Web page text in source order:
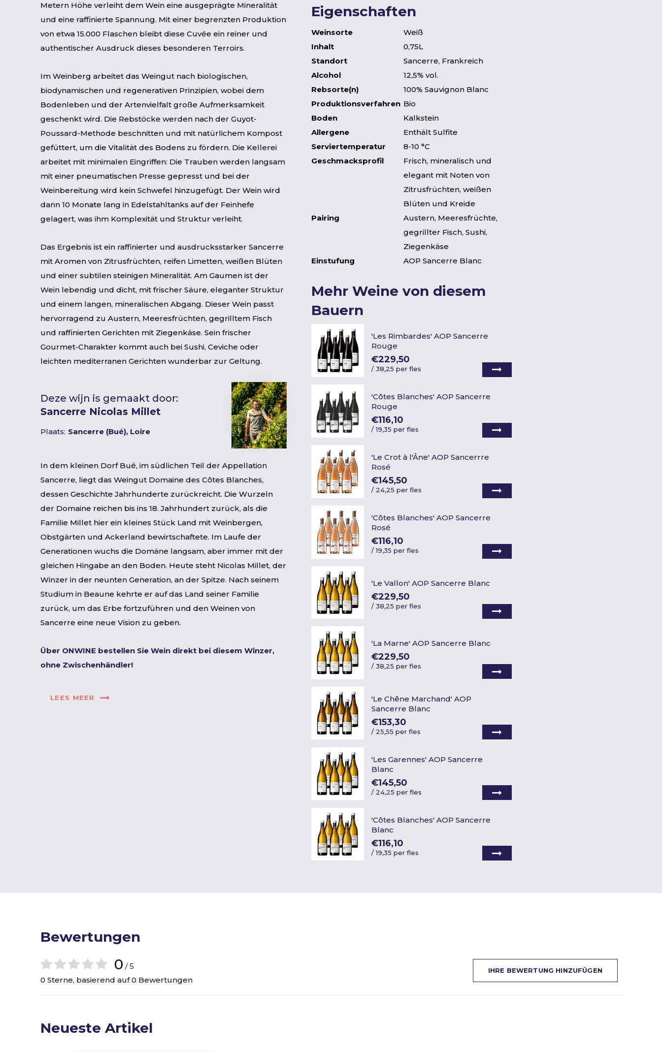
Metern Höhe verleiht dem Wein eine ausgeprägte Mineralität
und eine raffinierte Spannung. Mit einer begrenzten Produktion
von etwa 15.000 Flaschen bleibt diese Cuvée ein reiner und
authentischer Ausdruck dieses besonderen Terroirs.
Im Weinberg arbeitet das Weingut nach biologischen,
biodynamischen und regenerativen Prinzipien, wobei dem
Bodenleben und der Artenvielfalt große Aufmerksamkeit
geschenkt wird. Die Rebstöcke werden nach der Guyot-
Poussard-Methode beschnitten und mit natürlichem Kompost
gefüttert, um die Vitalität des Bodens zu fördern. Die Kellerei
arbeitet mit minimalen Eingriffen: Die Trauben werden langsam
mit einer pneumatischen Presse gepresst und bei der
Weinbereitung wird kein Schwefel hinzugefügt. Der Wein wird
dann 10 Monate lang in Edelstahltanks auf der Feinhefe
gelagert, was ihm Komplexität und Struktur verleiht.
Das Ergebnis ist ein raffinierter und ausdrucksstarker Sancerre
mit Aromen von Zitrusfrüchten, reifen Limetten, weißen Blüten
und einer subtilen steinigen Mineralität. Am Gaumen ist der
Wein lebendig und dicht, mit frischer Säure, eleganter Struktur
und einem langen, mineralischen Abgang. Dieser Wein passt
hervorragend zu Austern, Meeresfrüchten, gegrilltem Fisch
und raffinierten Gerichten mit Ziegenkäse. Sein frischer
Gourmet-Charakter kommt auch bei Sushi, Ceviche oder
leichten mediterranen Gerichten wunderbar zur Geltung.
Deze wijn is gemaakt door:
Sancerre Nicolas Millet
Plaats: Sancerre (Bué), Loire
In dem kleinen Dorf Bué, im südlichen Teil der Appellation
Sancerre, liegt das Weingut Domaine des Côtes Blanches,
dessen Geschichte Jahrhunderte zurückreicht. Die Wurzeln
der Domaine reichen bis ins 18. Jahrhundert zurück, als die
Familie Millet hier ein kleines Stück Land mit Weinbergen,
Obstgärten und Ackerland bewirtschaftete. Im Laufe der
Generationen wuchs die Domäne langsam, aber immer mit der
gleichen Hingabe an den Boden. Heute steht Nicolas Millet, der
Winzer in der neunten Generation, an der Spitze. Nach seinem
Studium in Beaune kehrte er auf das Land seiner Familie
zurück, um das Erbe fortzuführen und den Weinen von
Sancerre eine neue Vision zu geben.
Über ONWINE bestellen Sie Wein direkt bei diesem Winzer,
ohne Zwischenhändler!
LEES MEER
Eigenschaften
Weinsorte
Weiß
Inhalt
0,75L
Standort
Sancerre, Frankreich
Alcohol
12,5% vol.
Rebsorte(n)
100% Sauvignon Blanc
Produktionsverfahren Bio
Boden
Kalkstein
Allergene
Enthält Sulfite
Serviertemperatur
8-10 °C
Geschmacksprofil
Frisch, mineralisch und
elegant mit Noten von
Zitrusfrüchten, weißen
Blüten und Kreide
Pairing
Austern, Meeresfrüchte,
gegrillter Fisch, Sushi,
Ziegenkäse
Einstufung
AOP Sancerre Blanc
Mehr Weine von diesem
Bauern
'Les Rimbardes' AOP Sancerre
Rouge
€229,50
/38,25 per fles
'Côtes Blanches' AOP Sancerre
Rouge
€116,10
/19,35 per fles
'Le Crot à l'Âne' AOP Sancerrre
Rosé
€145,50
/ 24,25 per fles
'Côtes Blanches' AOP Sancerre
Rosé
€116,10
/19,35 per fles
'Le Vallon' AOP Sancerre Blanc
€229,50
/38,25 per fles
'La Marne' AOP Sancerre Blanc
€229,50
/38,25 per fles
'Le Chêne Marchand' AOP
Sancerre Blanc
€153,30
/ 25,55 per fles
'Les Garennes' AOP Sancerre
Blanc
€145,50
/ 24,25 per fles
'Côtes Blanches' AOP Sancerre
Blanc
€116,10
/19,35 per fles
Bewertungen
0 / 5
0 Sterne, basierend auf 0 Bewertungen
IHRE BEWERTUNG HINZUFÜGEN
Neueste Artikel